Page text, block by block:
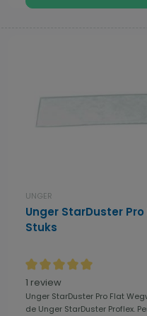
UNGER
Unger StarDuster
Stuks
Gemiddelde waardering
1 review
Unger StarDuster Pro Flat
de Unger StarDuster Proflex.